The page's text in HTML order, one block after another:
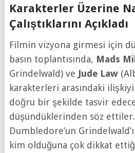
Karakterler Üzerine
Çalıştıklarını Açıkladı
Filmin vizyona girmesi için
basın toplantısında, Mads
Grindelwald) ve Jude Law
karakterleri arasındaki
doğru bir şekilde tasvir
düşündüklerinden söz ettiler.
Dumbledore’un
kim olduğuna çok dikkat